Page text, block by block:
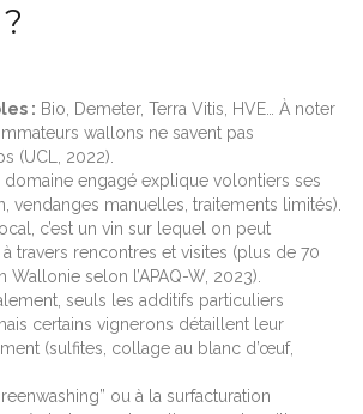
: Bio, Demeter, Terra Vitis, HVE… À noter
wallons ne savent pas
(UCL, 2022).
domaine engagé explique volontiers ses
vendanges manuelles, traitements limités).
c’est un vin sur lequel on peut
à travers rencontres et visites (plus de 70
selon l’APAQ-W, 2023).
seuls les additifs particuliers
certains vignerons détaillent leur
(sulfites, collage au blanc d’œuf,
ou à la surfacturation